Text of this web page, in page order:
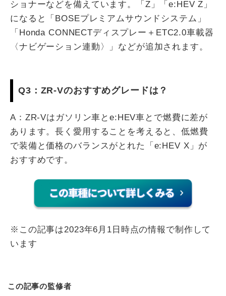
ショナーなどを備えています。「Z」「e:HEV Z」
になると「BOSEプレミアムサウンドシステム」
「Honda CONNECTディスプレー＋ETC2.0車載器
〈ナビゲーション連動〉」などが追加されます。
Q3：ZR-Vのおすすめグレードは？
A：ZR-Vはガソリン車とe:HEV車とで燃費に差が
あります。長く愛用することを考えると、低燃費
で装備と価格のバランスがとれた「e:HEV X」が
おすすめです。
※この記事は2023年6月1日時点の情報で制作して
います
この記事の監修者